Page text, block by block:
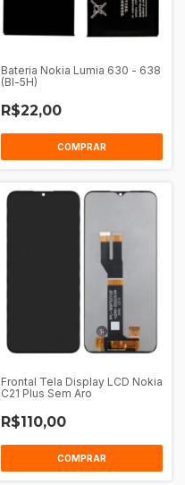
Bateria Nokia Lumia 630 - 638
(Bl-5H)
R$22,00
COMPRAR
Frontal Tela Display LCD Nokia
C21 Plus Sem Aro
R$110,00
COMPRAR